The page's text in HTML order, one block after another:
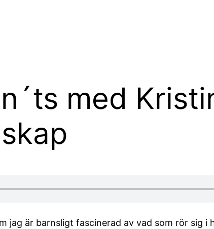
med
jag är barnsligt fascinerad av vad som rör sig